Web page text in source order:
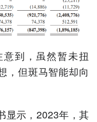
到，虽然暂未扭
，但斑马智能却向
显示，2023年，其